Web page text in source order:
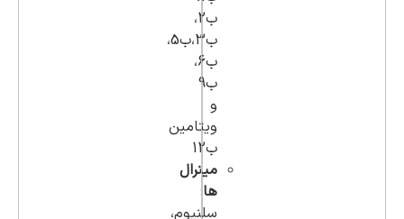
ب2،
ب3،ب5،
ب6،
ب9
و
ویتامین
ب12
مینرال
ها:
سلنیوم،